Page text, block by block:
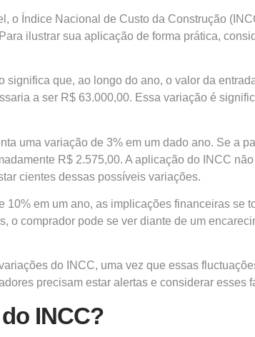
o Índice Nacional de Custo da Construção
ilustrar sua aplicação de forma prática,
que, ao longo do ano, o valor da
a ser R$ 63.000,00. Essa variação é
uma variação de 3% em um dado ano. Se a
R$ 2.575,00. A aplicação do INCC
cientes dessas possíveis variações.
em um ano, as implicações financeiras se
o comprador pode se ver diante de um
do INCC, uma vez que essas
precisam estar alertas e considerar esses
INCC?